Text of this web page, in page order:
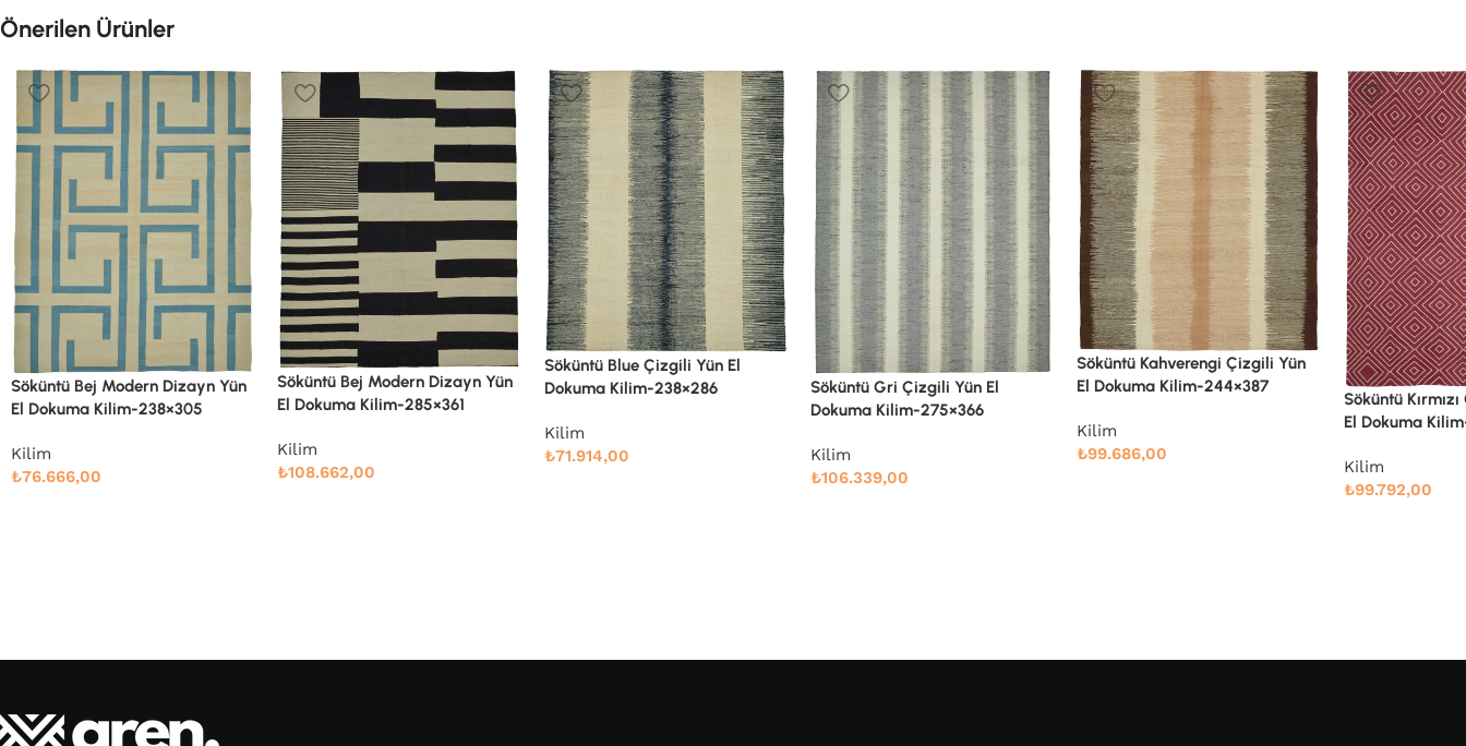
Önerilen Ürünler
Söküntü Bej Modern Dizayn Yün
El Dokuma Kilim-285×361
Kilim
₺108.662,00
Söküntü Blue Çizgili Yün El
Dokuma Kilim-238×286
₺71.914,00
Söküntü Gri Çizgili Yün El
Kilim
Söküntü Kahverengi Çizgili Yün
El Dokuma Kilim-244×387
₺99.686,00
Söküntü Kırmızı Geometrik Yün
El Dokuma Kilim-270×350
Söküntü Mavi
Dokuma Kilim-
Kilim
₺86.592,00